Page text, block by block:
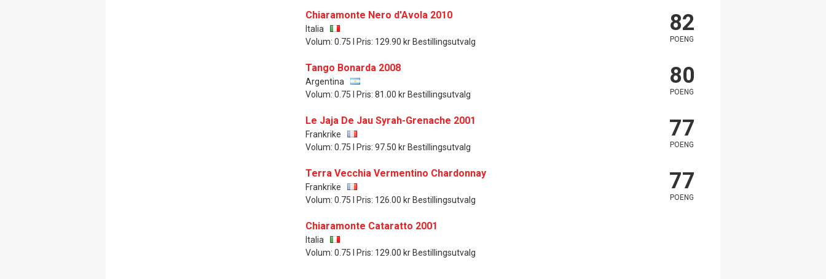
Chiaramonte Nero d'Avola 2010
Italia
Volum: 0.75 l Pris: 129.90 kr Bestillingsutvalg
82
POENG
Tango Bonarda 2008
Argentina
Volum: 0.75 l Pris: 81.00 kr Bestillingsutvalg
80
POENG
Le Jaja De Jau Syrah-Grenache 2001
Frankrike
Volum: 0.75 l Pris: 97.50 kr Bestillingsutvalg
77
POENG
Terra Vecchia Vermentino Chardonnay
Frankrike
Volum: 0.75 l Pris: 126.00 kr Bestillingsutvalg
77
POENG
Chiaramonte Cataratto 2001
Italia
Volum: 0.75 l Pris: 129.00 kr Bestillingsutvalg